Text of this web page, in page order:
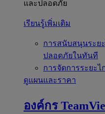
และปลอดภัย
เรียนรู้เพิ่มเติม
การสนับสนุนระย
ปลอดภัยในทันที
การจัดการระยะไ
ดูแผนและราคา
องค์กร